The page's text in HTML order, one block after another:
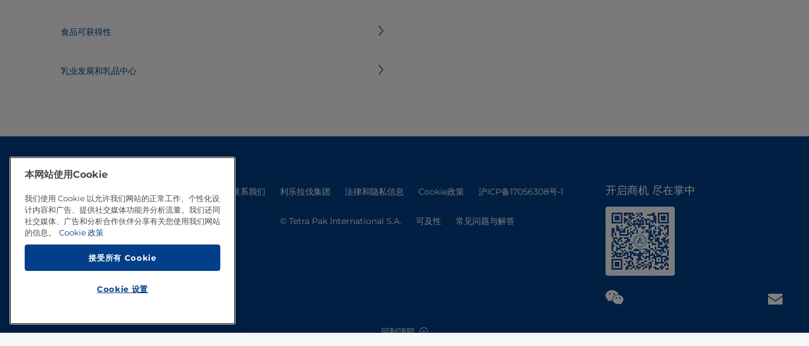
食品可获得性
乳业发展和乳品中心
联系我们 利乐拉伐集团 法律和隐私信息 Cookie政策 沪ICP备17056308号-1
© Tetra Pak International S.A. 可及性 常见问题与解答
开启商机 尽在掌中
回到顶部
本网站使用Cookie
我们使用 Cookie 以允许我们网站的正常工作、个性化设
计内容和广告、提供社交媒体功能并分析流量。我们还同
社交媒体、广告和分析合作伙伴分享有关您使用我们网站
的信息。
Cookie 政策
接受所有 Cookie
Cookie 设置